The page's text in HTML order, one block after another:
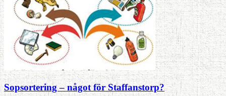
Sopsortering – något för Staffanstorp?